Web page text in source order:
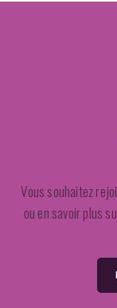
Vous souhaitez
ou en savoir plus